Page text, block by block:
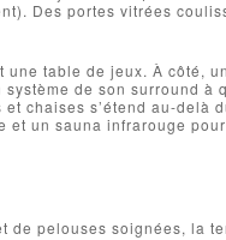
Des portes vitrées
table de jeux. À côté,
de son surround à
chaises s’étend au-delà
un sauna infrarouge
pelouses soignées, la